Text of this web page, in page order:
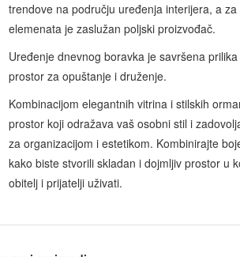
trendove na području uređenja interijera, a
elemenata je zaslužan poljski proizvođač.
Uređenje dnevnog boravka je savršena
prostor za opuštanje i druženje.
Kombinacijom elegantnih vitrina i stilskih
prostor koji odražava vaš osobni stil i
za organizacijom i estetikom. Kombinirajte
kako biste stvorili skladan i dojmljiv prostor u
obitelj i prijatelji uživati.